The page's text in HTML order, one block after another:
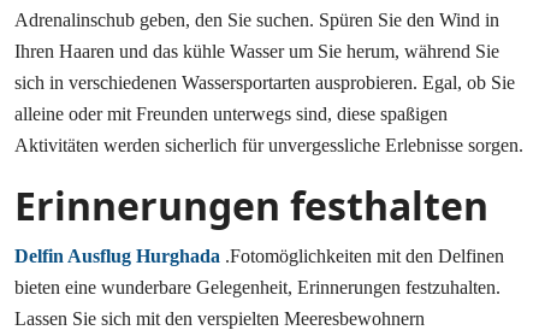
Adrenalinschub geben, den Sie suchen. Spüren Sie den Wind in
Ihren Haaren und das kühle Wasser um Sie herum, während Sie
sich in verschiedenen Wassersportarten ausprobieren. Egal, ob Sie
alleine oder mit Freunden unterwegs sind, diese spaßigen
Aktivitäten werden sicherlich für unvergessliche Erlebnisse sorgen.
Erinnerungen festhalten
Delfin Ausflug Hurghada .Fotomöglichkeiten mit den Delfinen
bieten eine wunderbare Gelegenheit, Erinnerungen festzuhalten.
Lassen Sie sich mit den verspielten Meeresbewohnern